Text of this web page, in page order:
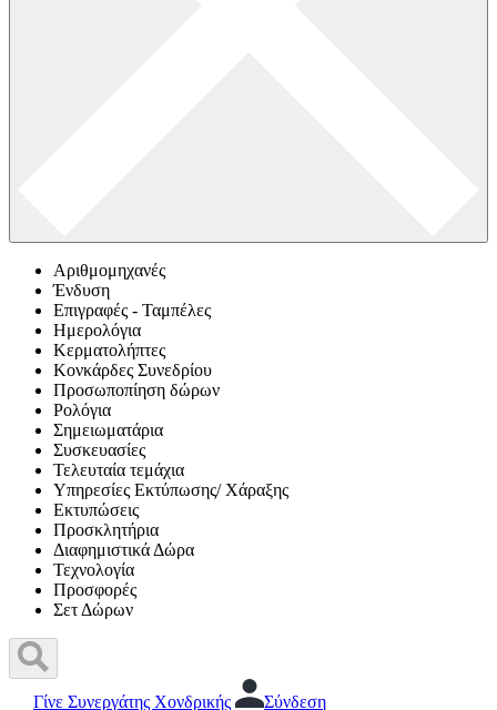
Αριθμομηχανές
Ένδυση
Επιγραφές - Ταμπέλες
Ημερολόγια
Κερματολήπτες
Κονκάρδες Συνεδρίου
Προσωποπίηση δώρων
Ρολόγια
Σημειωματάρια
Συσκευασίες
Τελευταία τεμάχια
Υπηρεσίες Εκτύπωσης/ Χάραξης
Εκτυπώσεις
Προσκλητήρια
Διαφημιστικά Δώρα
Τεχνολογία
Προσφορές
Σετ Δώρων
Γίνε Συνεργάτης Χονδρικής Σύνδεση